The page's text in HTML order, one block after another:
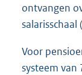
ontvangen
salarisschaal
Voor
systeem